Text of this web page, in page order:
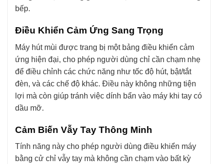
bếp.
Điều Khiển Cảm Ứng Sang Trọng
Máy hút mùi được trang bị một bảng điều khiển cảm
ứng hiện đại, cho phép người dùng chỉ cần chạm nhẹ
để điều chỉnh các chức năng như tốc độ hút, bật/tắt
đèn, và các chế độ khác. Điều này không những tiện
lợi mà còn giúp tránh việc dính bẩn vào máy khi tay có
dầu mỡ.
Cảm Biến Vẫy Tay Thông Minh
Tính năng này cho phép người dùng điều khiển máy
bằng cử chỉ vẫy tay mà không cần chạm vào bất kỳ